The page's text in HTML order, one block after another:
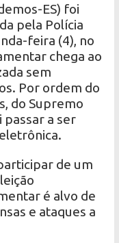
ES) foi
pela Polícia
feira (4), no
chega ao
sem
Por ordem do
do Supremo
passar a ser
de um
é alvo de
e ataques a